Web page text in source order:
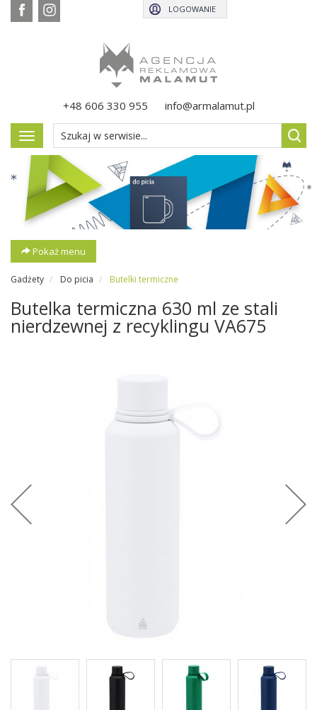
+48 606 330 955 info@armalamut.pl
LOGOWANIE
Pokaż
menu
Pokaż menu
Gadżety Do picia Butelki termiczne
Butelka termiczna 630 ml ze stali
nierdzewnej z recyklingu VA675